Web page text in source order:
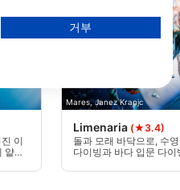
이
얕은
및 해
Mares, Janez Kranjc
Limenaria (★3.4)
돌과 모래 바닥으로, 수
다이빙과 바다 입문 다
버들에게도 멋진 다이빙
/앱에만 적용됩니다.
용합니다:
on a device
advertising
거부